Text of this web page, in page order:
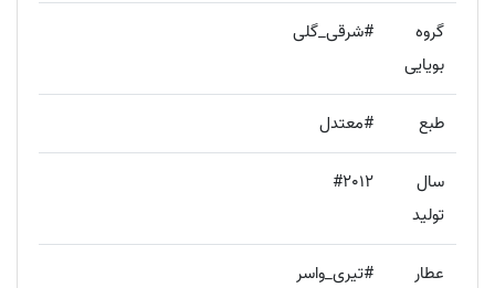
گروه
بویایی
#شرقی_گلی
طبع #معتدل
سال
تولید
#2012
عطار #تیری_واسر